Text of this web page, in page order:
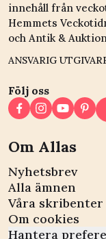
innehåll från
Hemmets
och Antik &
ANSVARIG
Följ oss
Om Allas
Nyhetsbrev
Alla ämnen
Våra skribenter
Om cookies
Hantera